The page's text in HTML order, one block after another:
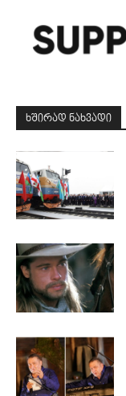
ᲮᲨᲘᲠᲐᲓ ᲜᲐᲮᲕᲐᲓᲘ